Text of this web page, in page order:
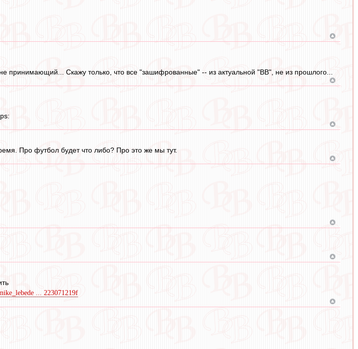
принимающий... Скажу только, что все "зашифрованные" -- из актуальной "ВВ", не из прошлого...
Про футбол будет что либо? Про это же мы тут.
... 223071219f